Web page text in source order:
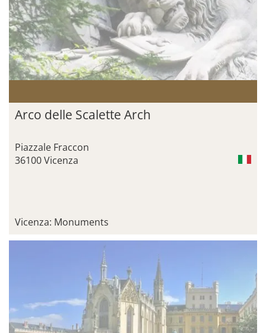
Arco delle Scalette Arch
Piazzale Fraccon
36100 Vicenza
Vicenza: Monuments